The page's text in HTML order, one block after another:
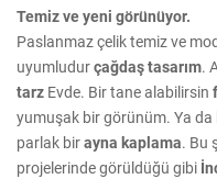
Temiz ve yeni görünüyor.
Paslanmaz çelik temiz ve
uyumludurçağdaş tasarım.
tarz Evde. Bir tane alabilirsin
yumuşak bir görünüm. Ya da
parlak birayna kaplama. Bu
projelerinde görüldüğü gibi